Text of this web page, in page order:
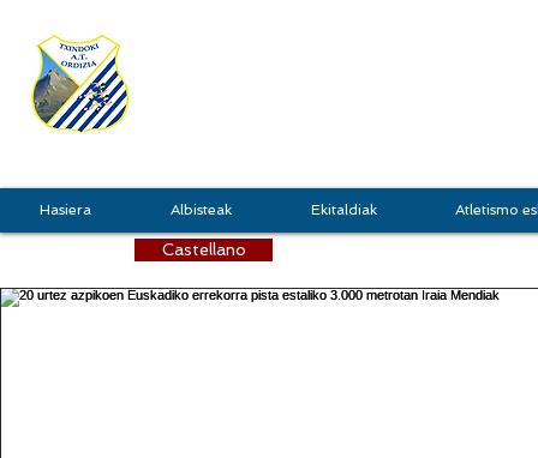
Castellano
Hasiera Albisteak Ekitaldiak Atletismo